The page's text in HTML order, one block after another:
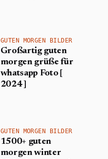
GUTEN MORGEN BILDER
Großartig guten
morgen grüße für
whatsapp Foto [
2024 ]
GUTEN MORGEN BILDER
1500+ guten
morgen winter